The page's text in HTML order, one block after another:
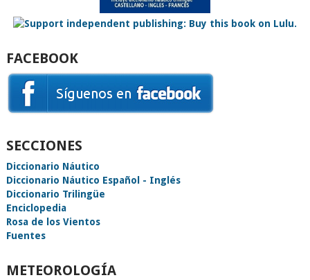
FACEBOOK
SECCIONES
Diccionario Náutico
Diccionario Náutico Español - Inglés
Diccionario Trilingüe
Enciclopedia
Rosa de los Vientos
Fuentes
METEOROLOGÍA